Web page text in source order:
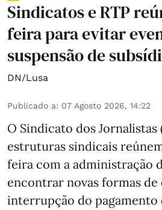
Sindicatos e RTP
feira para evitar
suspensão de
DN/Lusa
Publicado a: 07 Agosto 2026, 14:22
O Sindicato dos Jornalistas
estruturas sindicais
feira com a administração
encontrar novas formas de
interrupção do pagamento